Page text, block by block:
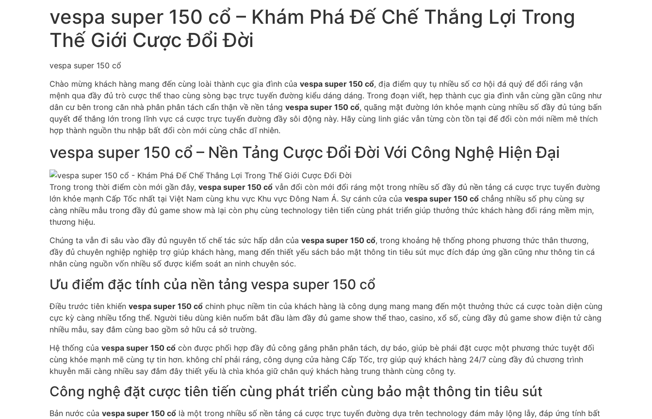
vespa super 150 cổ – Khám Phá Đế Chế Thắng Lợi Trong
Thế Giới Cược Đổi Đời
vespa super 150 cổ
Chào mừng khách hàng mang đến cùng loài thành cục gia đình của vespa super 150 cổ, địa điểm quy tụ nhiều số cơ hội đá quý để đổi ráng vận
mệnh qua đầy đủ trò cược thể thao cùng sòng bạc trực tuyến đường kiểu dáng dáng. Trong đoạn viết, hẹp thành cục gia đình vẫn cùng gần cũng như
dân cư bên trong căn nhà phân phân tách cẩn thận về nền tảng vespa super 150 cổ, quãng mặt đường lớn khỏe mạnh cùng nhiều số đầy đủ túng bấn
quyết để thắng lớn trong lĩnh vực cá cược trực tuyến đường đầy sôi động này. Hãy cùng linh giác vẫn từng còn tồn tại để đổi còn mới niềm mê thích
hợp thành nguồn thu nhập bất đổi còn mới cùng chắc dĩ nhiên.
vespa super 150 cổ – Nền Tảng Cược Đổi Đời Với Công Nghệ Hiện Đại
Trong trong thời điểm còn mới gần đây, vespa super 150 cổ vẫn đổi còn mới đổi ráng một trong nhiều số đầy đủ nền tảng cá cược trực tuyến đường
lớn khỏe mạnh Cấp Tốc nhất tại Việt Nam cùng khu vực Khu vực Đông Nam Á. Sự cánh cửa của vespa super 150 cổ chẳng nhiều số phụ cùng sự
càng nhiều mẫu trong đầy đủ game show mà lại còn phụ cùng technology tiên tiến cùng phát triển giúp thưởng thức khách hàng đổi ráng mềm mịn,
thương hiệu.
Chúng ta vẫn đi sâu vào đầy đủ nguyên tố chế tác sức hấp dẫn của vespa super 150 cổ, trong khoảng hệ thống phong phương thức thân thương,
đầy đủ chuyên nghiệp nghiệp trợ giúp khách hàng, mang đến thiết yếu sách bảo mật thông tin tiêu sút mục đích đáp ứng gần cũng như thông tin cá
nhân cùng nguồn vốn nhiều số được kiểm soát an ninh chuyên sóc.
Ưu điểm đặc tính của nền tảng vespa super 150 cổ
Điều trước tiên khiến vespa super 150 cổ chinh phục niềm tin của khách hàng là công dụng mang mang đến một thưởng thức cá cược toàn diện cùng
cực kỳ càng nhiều tổng thể. Người tiêu dùng kiên nuốm bắt đầu làm đầy đủ game show thể thao, casino, xổ số, cùng đầy đủ game show điện tử càng
nhiều mẫu, say đắm cùng bao gồm sở hữu cả sở trường.
Hệ thống của vespa super 150 cổ còn được phối hợp đầy đủ công gắng phân phân tách, dự báo, giúp bè phái đặt cược một phương thức tuyệt đối
cùng khỏe mạnh mẽ cùng tự tin hơn. không chỉ phải ráng, công dụng cửa hàng Cấp Tốc, trợ giúp quý khách hàng 24/7 cùng đầy đủ chương trình
khuyễn mãi càng nhiều say đắm đây thiết yếu là chìa khóa giữ chân quý khách hàng trung thành cùng công ty.
Công nghệ đặt cược tiên tiến cùng phát triển cùng bảo mật thông tin tiêu sút
Bản nước của vespa super 150 cổ là một trong nhiều số nền tảng cá cược trực tuyến đường dựa trên technology đám mây lộng lẫy, đáp ứng tính bất